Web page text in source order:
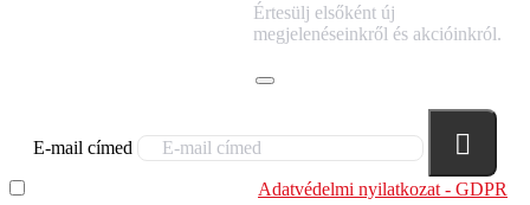
Értesülj elsőként új
megjelenéseinkről és akcióinkról.
E-mail címed
Adatvédelmi nyilatkozat - GDPR